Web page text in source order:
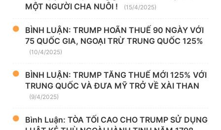
MỘT NGƯỜI CHA NUÔI !
(15/4/2025)
BÌNH LUẬN: TRUMP HOÃN THUẾ 90 NGÀY VỚI
75 QUỐC GIA, NGOẠI TRỪ TRUNG QUỐC 125%
(10/4/2025)
BÌNH LUẬN: TRUMP TĂNG THUẾ MỚI 125% VỚI
TRUNG QUỐC VÀ ĐƯA MỸ TRỞ VỀ XÀI THAN
(9/4/2025)
Bình Luận: TÒA TỐI CAO CHO TRUMP SỬ DỤNG